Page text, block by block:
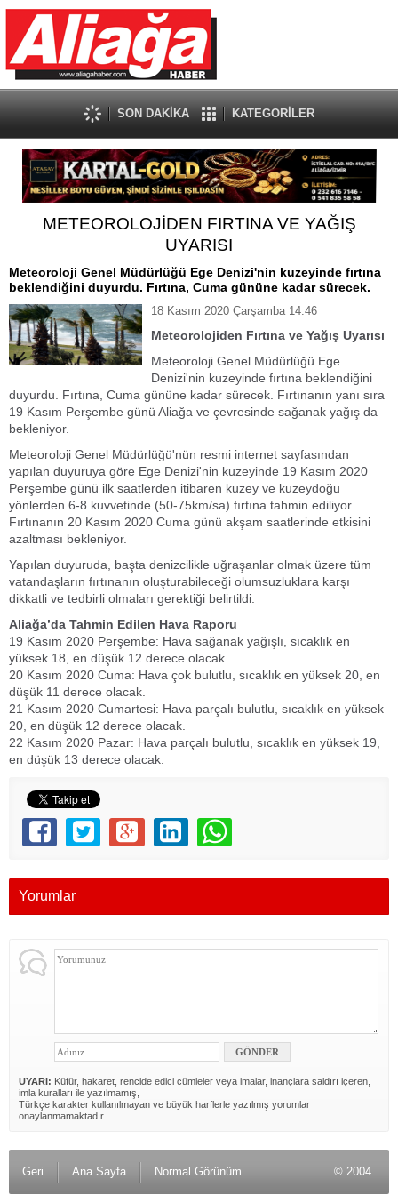
SON DAKİKA KATEGORİLER
METEOROLOJİDEN FIRTINA VE YAĞIŞ
UYARISI
Meteoroloji Genel Müdürlüğü Ege Denizi'nin kuzeyinde fırtına
beklendiğini duyurdu. Fırtına, Cuma gününe kadar sürecek.
18 Kasım 2020 Çarşamba 14:46
Meteorolojiden Fırtına ve Yağış Uyarısı
Meteoroloji Genel Müdürlüğü Ege
Denizi'nin kuzeyinde fırtına beklendiğini
duyurdu. Fırtına, Cuma gününe kadar sürecek. Fırtınanın yanı sıra
19 Kasım Perşembe günü Aliağa ve çevresinde sağanak yağış da
bekleniyor.
Meteoroloji Genel Müdürlüğü'nün resmi internet sayfasından
yapılan duyuruya göre Ege Denizi'nin kuzeyinde 19 Kasım 2020
Perşembe günü ilk saatlerden itibaren kuzey ve kuzeydoğu
yönlerden 6-8 kuvvetinde (50-75km/sa) fırtına tahmin ediliyor.
Fırtınanın 20 Kasım 2020 Cuma günü akşam saatlerinde etkisini
azaltması bekleniyor.
Yapılan duyuruda, başta denizcilikle uğraşanlar olmak üzere tüm
vatandaşların fırtınanın oluşturabileceği olumsuzluklara karşı
dikkatli ve tedbirli olmaları gerektiği belirtildi.
Aliağa’da Tahmin Edilen Hava Raporu
19 Kasım 2020 Perşembe: Hava sağanak yağışlı, sıcaklık en
yüksek 18, en düşük 12 derece olacak.
20 Kasım 2020 Cuma: Hava çok bulutlu, sıcaklık en yüksek 20, en
düşük 11 derece olacak.
21 Kasım 2020 Cumartesi: Hava parçalı bulutlu, sıcaklık en yüksek
20, en düşük 12 derece olacak.
22 Kasım 2020 Pazar: Hava parçalı bulutlu, sıcaklık en yüksek 19,
en düşük 13 derece olacak.
Yorumlar
UYARI: Küfür, hakaret, rencide edici cümleler veya imalar, inançlara saldırı içeren,
imla kuralları ile yazılmamış,
Türkçe karakter kullanılmayan ve büyük harflerle yazılmış yorumlar
onaylanmamaktadır.
Geri Ana Sayfa Normal Görünüm © 2004